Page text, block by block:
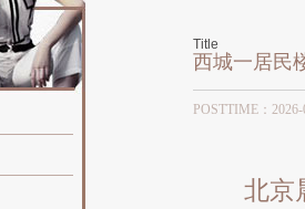
Title
西城一居民
POSTTIME：
北京晨